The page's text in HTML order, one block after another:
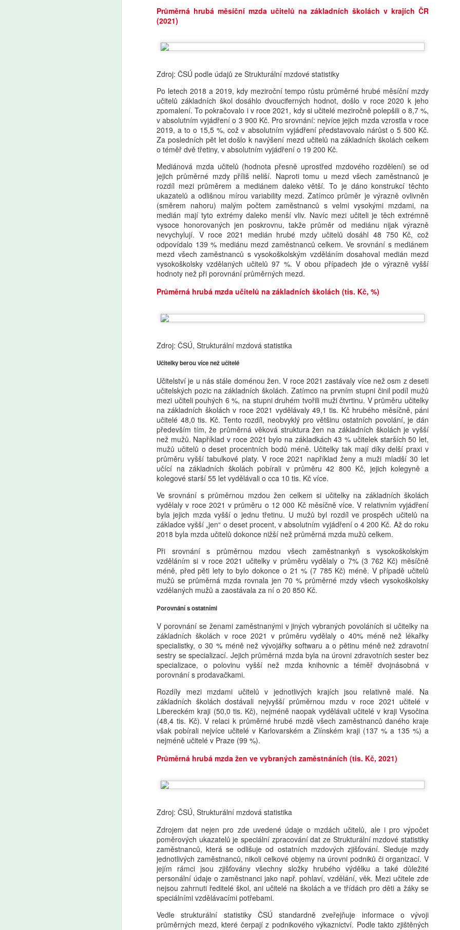
Průměrná hrubá měsíční mzda učitelů na základních školách v krajích ČR
(2021)
Zdroj: ČSÚ podle údajů ze Strukturální mzdové statistiky
Po letech 2018 a 2019, kdy meziroční tempo růstu průměrné hrubé měsíční mzdy
učitelů základních škol dosáhlo dvouciferných hodnot, došlo v roce 2020 k jeho
zpomalení. To pokračovalo i v roce 2021, kdy si učitelé meziročně polepšili o 8,7 %,
v absolutním vyjádření o 3 900 Kč. Pro srovnání: nejvíce jejich mzda vzrostla v roce
2019, a to o 15,5 %, což v absolutním vyjádření představovalo nárůst o 5 500 Kč.
Za posledních pět let došlo k navýšení mezd učitelů na základních školách celkem
o téměř dvě třetiny, v absolutním vyjádření o 19 200 Kč.
Mediánová mzda učitelů (hodnota přesně uprostřed mzdového rozdělení) se od
jejich průměrné mzdy příliš neliší. Naproti tomu u mezd všech zaměstnanců je
rozdíl mezi průměrem a mediánem daleko větší. To je dáno konstrukcí těchto
ukazatelů a odlišnou mírou variability mezd. Zatímco průměr je výrazně ovlivněn
(směrem nahoru) malým počtem zaměstnanců s velmi vysokými mzdami, na
medián mají tyto extrémy daleko menší vliv. Navíc mezi učiteli je těch extrémně
vysoce honorovaných jen poskrovnu, takže průměr od mediánu nijak výrazně
nevychylují. V roce 2021 medián hrubé mzdy učitelů dosáhl 48 750 Kč, což
odpovídalo 139 % mediánu mezd zaměstnanců celkem. Ve srovnání s mediánem
mezd všech zaměstnanců s vysokoškolským vzděláním dosahoval medián mezd
vysokoškolsky vzdělaných učitelů 97 %. V obou případech jde o výrazně vyšší
hodnoty než při porovnání průměrných mezd.
Průměrná hrubá mzda učitelů na základních školách (tis. Kč, %)
Zdroj: ČSÚ, Strukturální mzdová statistika
Učitelky berou více než učitelé
Učitelství je u nás stále doménou žen. V roce 2021 zastávaly více než osm z deseti
učitelských pozic na základních školách. Zatímco na prvním stupni činil podíl mužů
mezi učiteli pouhých 6 %, na stupni druhém tvořili muži čtvrtinu. V průměru učitelky
na základních školách v roce 2021 vydělávaly 49,1 tis. Kč hrubého měsíčně, páni
učitelé 48,0 tis. Kč. Tento rozdíl, neobvyklý pro většinu ostatních povolání, je dán
především tím, že průměrná věková struktura žen na základních školách je vyšší
než mužů. Například v roce 2021 bylo na základkách 43 % učitelek starších 50 let,
mužů učitelů o deset procentních bodů méně. Učitelky tak mají díky delší praxi v
průměru vyšší tabulkové platy. V roce 2021 například ženy a muži mladší 30 let
učící na základních školách pobírali v průměru 42 800 Kč, jejich kolegyně a
kolegové starší 55 let vydělávali o cca 10 tis. Kč více.
Ve srovnání s průměrnou mzdou žen celkem si učitelky na základních školách
vydělaly v roce 2021 v průměru o 12 000 Kč měsíčně více. V relativním vyjádření
byla jejich mzda vyšší o jednu třetinu. U mužů byl rozdíl ve prospěch učitelů na
základce vyšší „jen“ o deset procent, v absolutním vyjádření o 4 200 Kč. Až do roku
2018 byla mzda učitelů dokonce nižší než průměrná mzda mužů celkem.
Při srovnání s průměrnou mzdou všech zaměstnankyň s vysokoškolským
vzděláním si v roce 2021 učitelky v průměru vydělaly o 7% (3 762 Kč) měsíčně
méně, před pěti lety to bylo dokonce o 21 % (7 785 Kč) méně. V případě učitelů
mužů se průměrná mzda rovnala jen 70 % průměrné mzdy všech vysokoškolsky
vzdělaných mužů a zaostávala za ní o 20 850 Kč.
Porovnání s ostatními
V porovnání se ženami zaměstnanými v jiných vybraných povoláních si učitelky na
základních školách v roce 2021 v průměru vydělaly o 40% méně než lékařky
specialistky, o 30 % méně než vývojářky softwaru a o pětinu méně než zdravotní
sestry se specializací. Jejich průměrná mzda byla na úrovni zdravotních sester bez
specializace, o polovinu vyšší než mzda knihovnic a téměř dvojnásobná v
porovnání s prodavačkami.
Rozdíly mezi mzdami učitelů v jednotlivých krajích jsou relativně malé. Na
základních školách dostávali nejvyšší průměrnou mzdu v roce 2021 učitelé v
Libereckém kraji (50,0 tis. Kč), nejméně naopak vydělávali učitelé v kraji Vysočina
(48,4 tis. Kč). V relaci k průměrné hrubé mzdě všech zaměstnanců daného kraje
však pobírali nejvíce učitelé v Karlovarském a Zlínském kraji (137 % a 135 %) a
nejméně učitelé v Praze (99 %).
Průměrná hrubá mzda žen ve vybraných zaměstnáních (tis. Kč, 2021)
Zdroj: ČSÚ, Strukturální mzdová statistika
Zdrojem dat nejen pro zde uvedené údaje o mzdách učitelů, ale i pro výpočet
poměrových ukazatelů je speciální zpracování dat ze Strukturální mzdové statistiky
zaměstnanců, která se odlišuje od ostatních mzdových zjišťování. Sleduje mzdy
jednotlivých zaměstnanců, nikoli celkové objemy na úrovni podniků či organizací. V
jejím rámci jsou zjišťovány všechny složky hrubého výdělku a také důležité
personální údaje o zaměstnanci jako např. pohlaví, vzdělání, věk. Mezi učitele zde
nejsou zahrnuti ředitelé škol, ani učitelé na školách a ve třídách pro děti a žáky se
speciálními vzdělávacími potřebami.
Vedle strukturální statistiky ČSÚ standardně zveřejňuje informace o vývoji
průměrných mezd, které čerpají z podnikového výkaznictví. Podle takto zjištěných
Markéta Lankašová:
Ministr Plaga chce
třídy. Je to chaos,
stěžují si ředitelé škol
Přípravné třídy pomáhají dětem
s přechodem ze školky do
základní školy. Od roku 2029
měly kvůli zpřísnění odkladů
zaniknout, ministr školství Plaga
chce však rozhodnutí zrušit
škol i odborníci to vítají, jen jim
vadí zatím nejasná koncepce.
6
Jaroslav Mašek:
Trojský medvídek:
v době dětských AI
společníků
Jak u dětí rozvíjet vztahy,
zvídavost a celoživotní učení
v éře AI? Renomovaná pediatrička
Dana Suskind nabízí odpovědi ve
své nové knize, která je
základním průvodcem nejen pro
6
24. 8.: Online
workshop – AI do ŠVP
Jak smysluplně zapojit umělou
inteligenci do tvorby a aktualizace
ŠVP? Online workshop je určený
pro pracovníky škol, kteří chtějí
postupovat systematicky,
bezpečně a s reálným dopadem.
řídit, ukázky využitelné ihned ve
škole, inspiraci pro práci celého
sboru.
AUG
6
Ondřej Šteffl: Slepá místa rodičů, 5. část, Věci, o
kterých věda dobře ví, ale vy možná ne
Šestý den dovolené, prší. Táta si po snídani otevře mobil. Přišel mail
z práce — nic hrozného, ale bude to průšvih a vyřešit se to teď nedá.
Zavře mobil, neřekne nic. Jen si sedne a začne mlčky skládat plavky,
které nikdo skládat nechtěl. Máma se po chvíli zeptá, co je. „Nic."
Zeptá se ještě jednou, ostřeji. Táta odpoví ještě kratší větou.
AUG
5
Smartphone a zdraví čtrnáctiletých: výsledky
longitudinální studie ABCD
V éře všudypřítomné digitální socializace představuje rozhodnutí o
pořízení prvního chytrého telefonu jeden z nejvýznamnějších milníků v
životě dospívajícího i jeho rodiny. Pro pedagogickou obec a odborníky
fyzického i psychického vývoje. Tato syntéza vychází z nejnovějších
klinické deprese nebo obezity, avšak nese s sebou jasně prokazatelné
riziko narušení spánkové kontinuity. Klíčovým rozlišovacím prvkem,
který tato studie přináší, je striktní oddělení pouhého vlastnictví
zařízení od intenzity a kontextu jeho následného užívání. Ukazuje se,
že zatímco věková hranice 13 let může sloužit jako relativně bezpečný
vstupní bod, skutečné nebezpečí pro wellbeing adolescenta tkví v
absenci regulace času stráveného u obrazovky a v narušování
klidových fází dne, což vyžaduje hlubší metodologický rozbor
sledované kohorty.
AUG
miliard
Premiér Andrej Babiš (ANO) a předseda Sněmovny Tomio Okamura
(SPD) mluví o zkrácení povinné školní docházky a zrušení devátých
tříd. „Není možné to stavět na tom, že ušetříme 50 miliard,“ namítá
ředitel Základní školy Plaňany Martin Šmahel. „Nám ani tak nejde o to,
jestli do nich znalosti nacpeme za osm, nebo za devět let, ale jestli je
s nimi naučíme pracovat,“ říká v Pro a proti z Učitelské platformy
a ředitelka Základní školy Pod Beckovem Petra Mazancová.
AUG
Karolína Blažková: „Člověk to asi musí mít rád.“ Jak
se v pražské garsonce žije učiteli hudby s třiceti tisíci
měsíčně
Učí děti hrát na kytaru, vydělává kolem 32 tisíc čistého a sám v Praze
bydlí jen díky obecnímu bytu. Pro třiatřicetiletého Martina je vlastní
bydlení těžko představitelné. Místo toho šetří, přivydělává si hudbou
AUG
Tobiáš Pospíchal: Brněnský starosta prosadil do čela
Střet zájmů odmítá
Ředitelem základní školy v Brně-Bystrci se stal Jaromír Špaček, jehož
výběr si před komisí prosadil starosta městské části Tomáš Kratochvíl.
Oba muži v loňském roce společně kandidovali za Motoristy. Podle
protikorupčního analytika vyvolávají okolnosti Špačkova výběru
pochyby, sám starosta pak odmítá, že by hrála politická blízkost při
AUG
5
Hana Lanková: Děti nepotřebují zakázat sociální sítě,
jen se je naučit používat, říká studentka
Fakt, že děti dnes používají sociální sítě dřív, než jim to samotné
platformy oficiálně dovolují, není žádnou novinkou. Jak ale ovlivňují
jejich pozornost a jak jsou děti schopné rozeznat manipulativní obsah?
vzdělávací hru, která má dětem pomoci bezpečněji se pohybovat
AUG
4
Milan Hausner: AI Act ve škole: Připravte se na nový
svět, nebo se připravte na konec II.
AI Act se tváří jako hasičák, který chrlí formuláře místo pěny. Regulace
rozdává certifikáty, zatímco serverovna hoří v přímém přenosu.
Učitel‑úředník s razítkem „Compliance“ hledá smysl v kouři paragrafů.
Žák si dělá selfie s robotem, protože „riziko je cool“. A škola? Ta si
myslí, že bezpečnost začíná podpisem, ne pochopením.